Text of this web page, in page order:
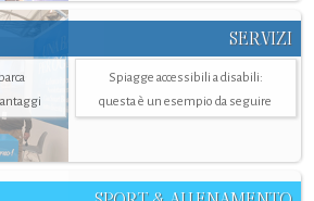
SERVIZI
Spiagge accessibili a disabili:
questa è un esempio da seguire